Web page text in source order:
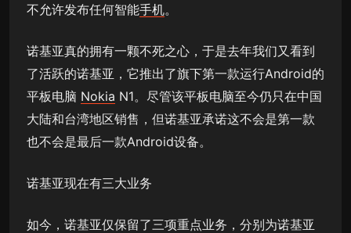
不允许发布任何智能手机。
诺基亚真的拥有一颗不死之心，于是去年我们又看到
了活跃的诺基亚，它推出了旗下第一款运行Android的
平板电脑 Nokia N1。尽管该平板电脑至今仍只在中国
大陆和台湾地区销售，但诺基亚承诺这不会是第一款
也不会是最后一款Android设备。
诺基亚现在有三大业务
如今，诺基亚仅保留了三项重点业务，分别为诺基亚